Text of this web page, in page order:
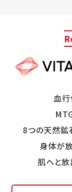
血
8つの天然鉱
身体が
肌へと放